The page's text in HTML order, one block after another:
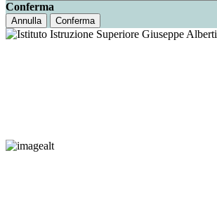
Conferma
Annulla Conferma